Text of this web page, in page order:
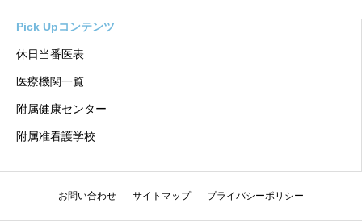
Pick Upコンテンツ
休日当番医表
医療機関一覧
附属健康センター
附属准看護学校
お問い合わせ サイトマップ プライバシーポリシー